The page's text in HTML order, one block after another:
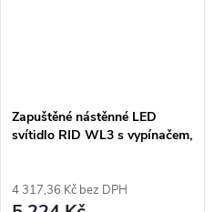
Zapuštěné nástěnné LED
svítidlo RID WL3 s vypínačem,
4 317,36 Kč bez DPH